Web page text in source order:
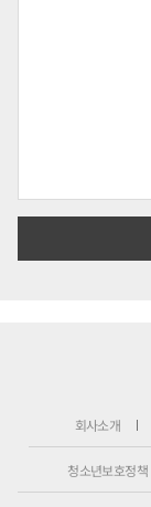
회사소개
청소년보호정책